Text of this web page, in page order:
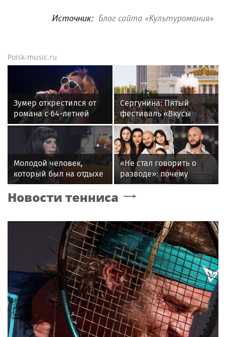
Источник: Блог сайта «Культуромания»
Poisk-music.ru
Зумер открестился от
романа с 64-летней
Жанной Агузаровой
Сергунина: Пятый
фестиваль «Вкусы
России» пройдет в
Москве 13–23 августа
Молодой человек,
который был на отдыхе
с Агузаровой, опроверг
роман с певицей
«Не стал говорить о
разводе»: почему
Джиган после
расставания
Новости тенниса